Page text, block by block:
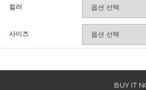
컬러
사이즈
BUY IT